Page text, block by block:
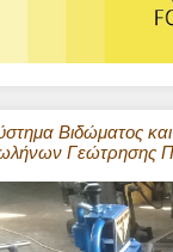
Βιδώματος
Γεώτρησης